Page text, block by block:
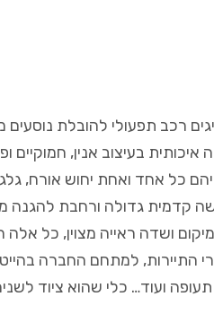
רכב תפעולי להובלת נוסעים
בעיצוב אנין, חמוקיים
כל אחד ואחת יחוש אורח,
קדמית גדולה ורחבת להגנה
ושדה ראייה מצוין, כל
למתחם החברה
ועוד… כלי שהוא ציוד